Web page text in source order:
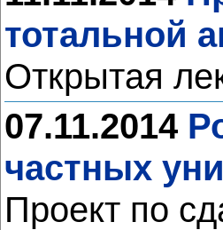
тотальной
Открытая
07.11.2014
частных
Проект по